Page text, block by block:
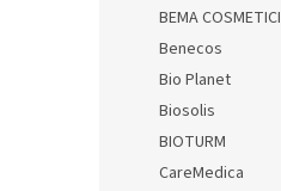
BEMA COSMETICI
Benecos
Bio Planet
Biosolis
BIOTURM
CareMedica